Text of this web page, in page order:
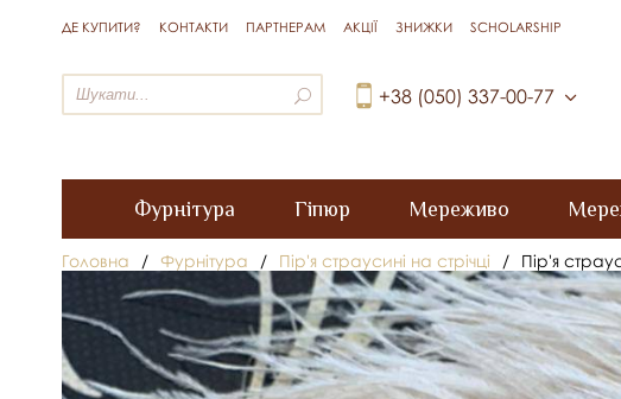
ДЕ КУПИТИ? КОНТАКТИ ПАРТНЕРАМ АКЦІЇ ЗНИЖКИ SCHOLARSHIP
+38 (050) 337-00-77
Фурнітура Гіпюр Мереживо
Головна / Фурнітура / Пір'я страусині на стрічці / Пір'я